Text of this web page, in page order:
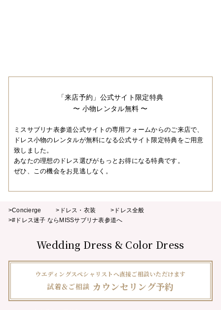
「来店予約」公式サイト限定特典
〜 小物レンタル無料 〜
ミスサブリナ表参道公式サイトの専用フォームからのご来店で、
ドレス小物のレンタルが無料になる公式サイト限定特典をご用意
致しました。
あなたの理想のドレス選びがもっとお得になる特典です。
ぜひ、この機会をお見逃しなく。
>Concierge >ドレス・衣装
>ドレス全般
>#ドレス迷子 ならMISSサブリナ表参道へ
Wedding Dress & Color Dress
ウエディングスペシャリストへ直接ご相談いただけます
試着＆ご相談 カウンセリング予約